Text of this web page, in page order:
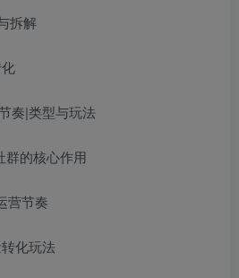
拆解
奏|类型与玩法
群的核心作用
营节奏
化玩法